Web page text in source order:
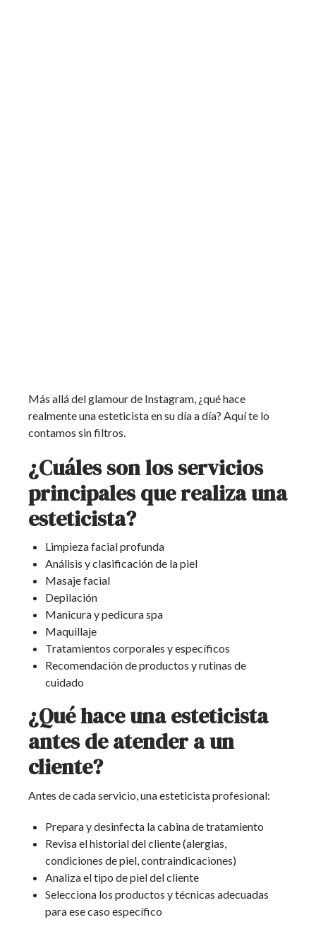
Más allá del glamour de Instagram, ¿qué hace
realmente una esteticista en su día a día? Aquí te lo
contamos sin filtros.
¿Cuáles son los servicios
principales que realiza una
esteticista?
Limpieza facial profunda
Análisis y clasificación de la piel
Masaje facial
Depilación
Manicura y pedicura spa
Maquillaje
Tratamientos corporales y específicos
Recomendación de productos y rutinas de
cuidado
¿Qué hace una esteticista
antes de atender a un
cliente?
Antes de cada servicio, una esteticista profesional:
Prepara y desinfecta la cabina de tratamiento
Revisa el historial del cliente (alergias,
condiciones de piel, contraindicaciones)
Analiza el tipo de piel del cliente
Selecciona los productos y técnicas adecuadas
para ese caso específico